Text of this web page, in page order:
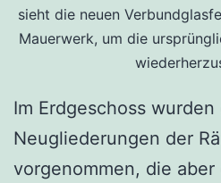
sieht die neuen
Mauerwerk, um die
Im Erdgeschoss
Neugliederungen der
vorgenommen, die